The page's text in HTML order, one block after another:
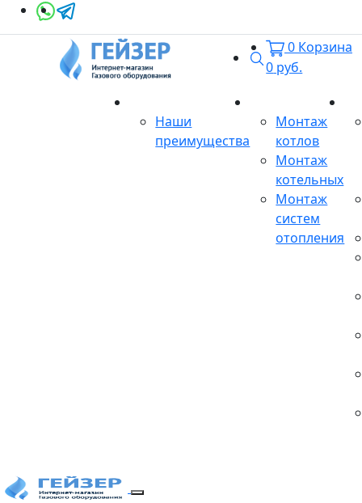
Поиск
0 Корзина
0 руб.
Наши
преимущества
Монтаж
котлов
Монтаж
котельных
Монтаж
систем
отопления